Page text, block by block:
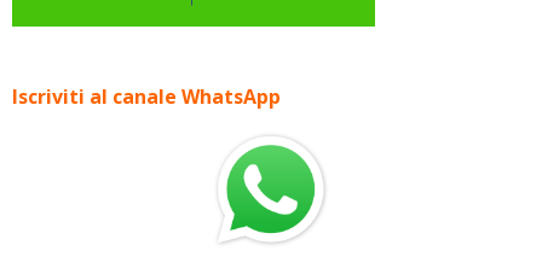
Iscriviti al canale WhatsApp